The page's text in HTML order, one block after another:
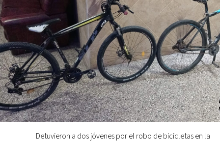
Detuvieron a dos jóvenes por el robo de bicicletas en la